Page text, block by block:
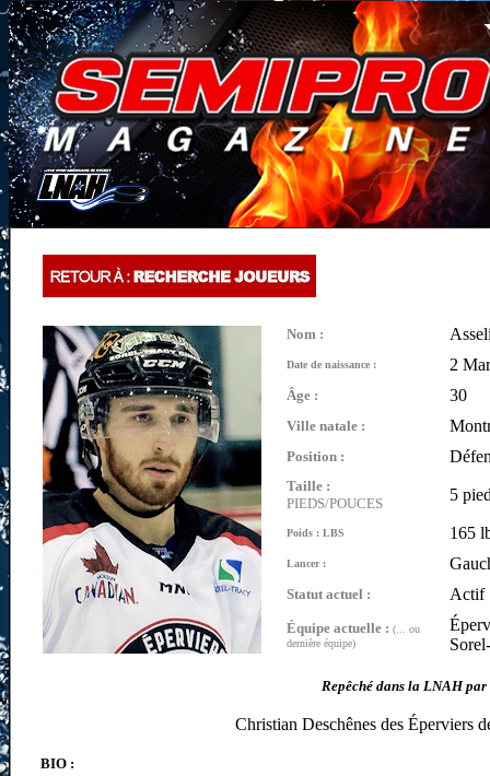
Nom :
Date de naissance : 2
Âge : 30
Ville natale :
Position :
Taille :
PIEDS/POUCES
5
Poids : LBS 165
Lancer :
Statut actuel : Actif
Équipe actuelle : (... ou
dernière équipe)
Repêché dans la LNAH par
Christian Deschênes des Éperviers
BIO :